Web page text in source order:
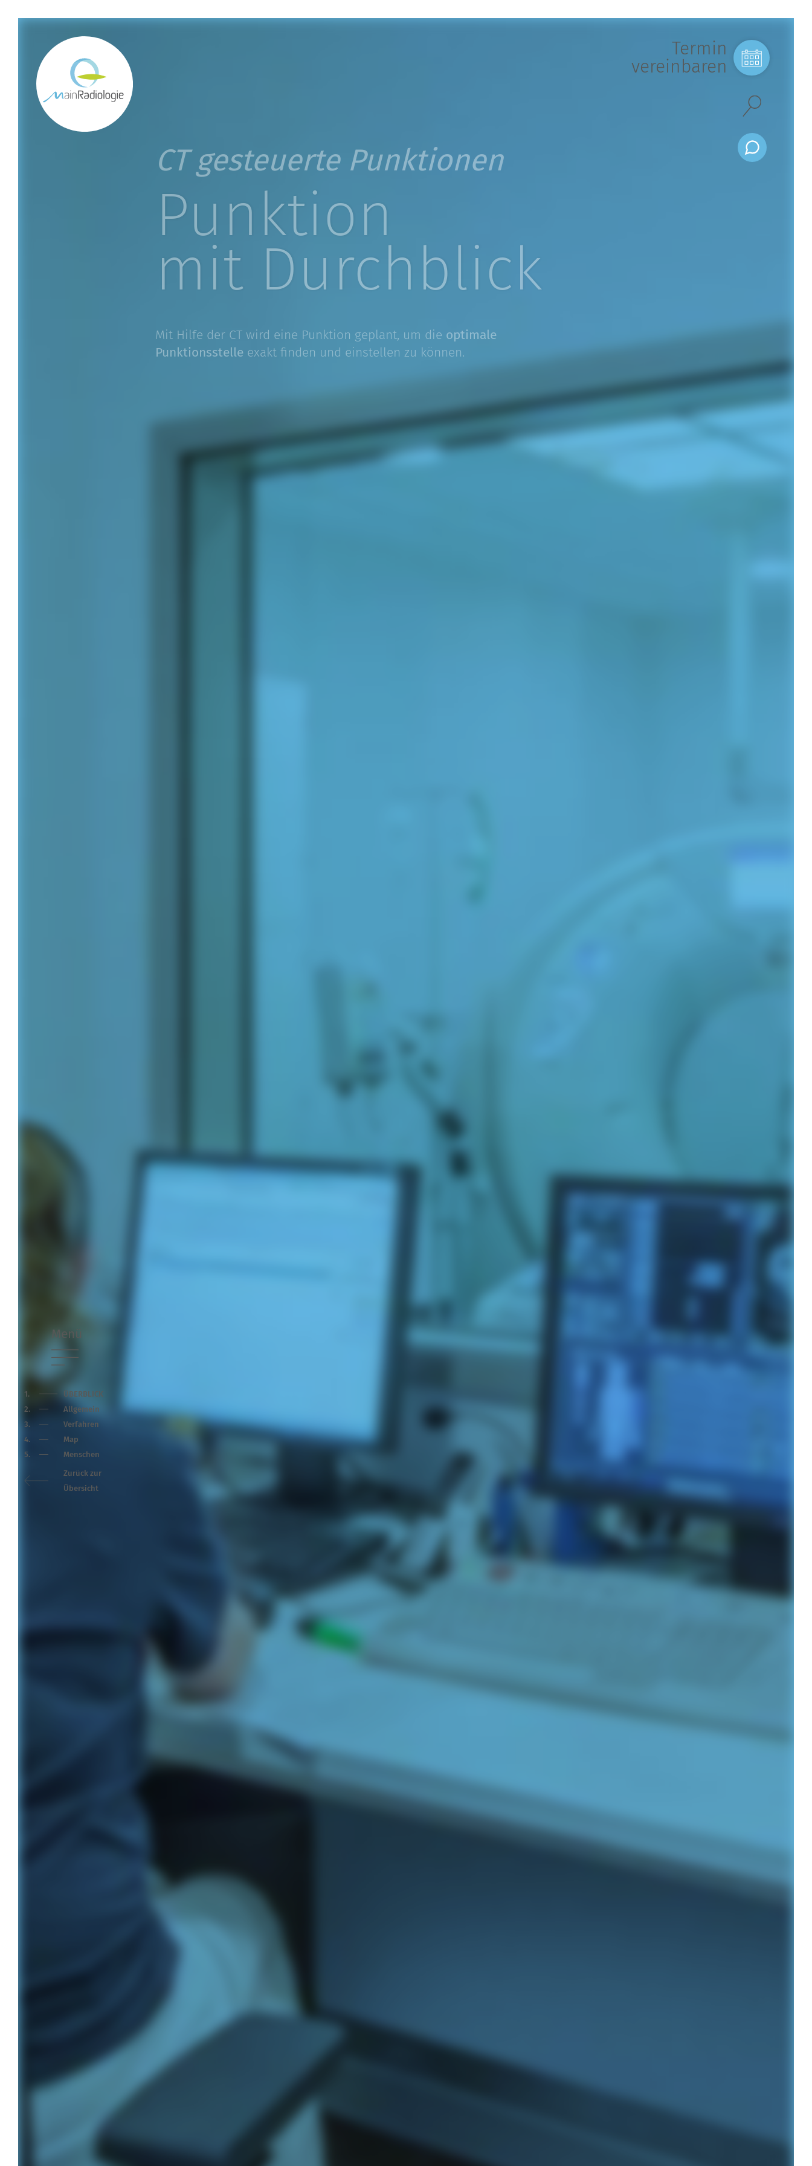
Termin
vereinbaren
CT gesteuerte Punktionen
Punk­tion
mit Durch­blick
Mit Hilfe der CT wird eine Punk­tion geplant, um die opti­male
Punk­ti­ons­stelle exakt finden und einstellen zu können.
1.
ÜBERBLICK
2.
Allge­mein
3.
Verfahren
4.
Map
5.
Menschen
Zurück zur
Übersicht